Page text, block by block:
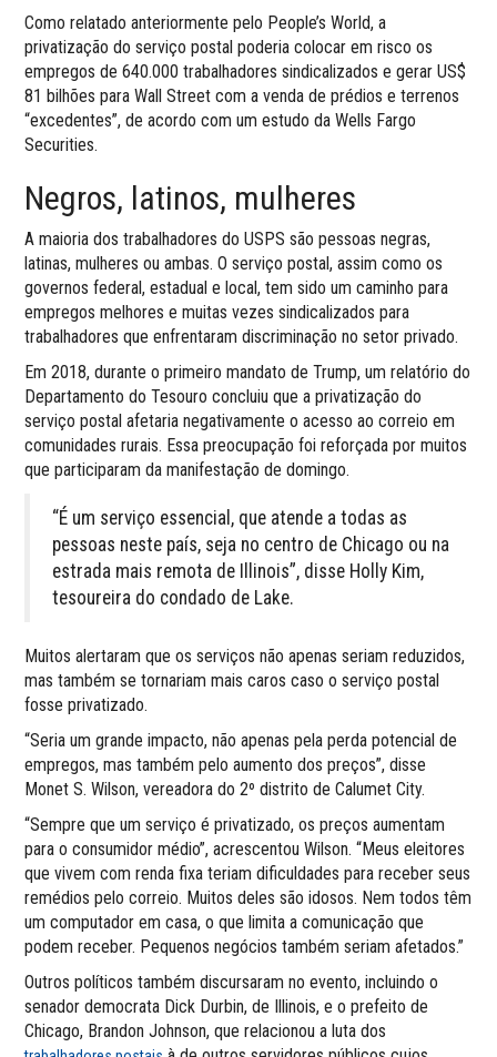
Como relatado anteriormente pelo People’s World, a
privatização do serviço postal poderia colocar em risco os
empregos de 640.000 trabalhadores sindicalizados e gerar US$
81 bilhões para Wall Street com a venda de prédios e terrenos
“excedentes”, de acordo com um estudo da Wells Fargo
Securities.
Negros, latinos, mulheres
A maioria dos trabalhadores do USPS são pessoas negras,
latinas, mulheres ou ambas. O serviço postal, assim como os
governos federal, estadual e local, tem sido um caminho para
empregos melhores e muitas vezes sindicalizados para
trabalhadores que enfrentaram discriminação no setor privado.
Em 2018, durante o primeiro mandato de Trump, um relatório do
Departamento do Tesouro concluiu que a privatização do
serviço postal afetaria negativamente o acesso ao correio em
comunidades rurais. Essa preocupação foi reforçada por muitos
que participaram da manifestação de domingo.
“É um serviço essencial, que atende a todas as
pessoas neste país, seja no centro de Chicago ou na
estrada mais remota de Illinois”, disse Holly Kim,
tesoureira do condado de Lake.
Muitos alertaram que os serviços não apenas seriam reduzidos,
mas também se tornariam mais caros caso o serviço postal
fosse privatizado.
“Seria um grande impacto, não apenas pela perda potencial de
empregos, mas também pelo aumento dos preços”, disse
Monet S. Wilson, vereadora do 2º distrito de Calumet City.
“Sempre que um serviço é privatizado, os preços aumentam
para o consumidor médio”, acrescentou Wilson. “Meus eleitores
que vivem com renda fixa teriam dificuldades para receber seus
remédios pelo correio. Muitos deles são idosos. Nem todos têm
um computador em casa, o que limita a comunicação que
podem receber. Pequenos negócios também seriam afetados.”
Outros políticos também discursaram no evento, incluindo o
senador democrata Dick Durbin, de Illinois, e o prefeito de
Chicago, Brandon Johnson, que relacionou a luta dos